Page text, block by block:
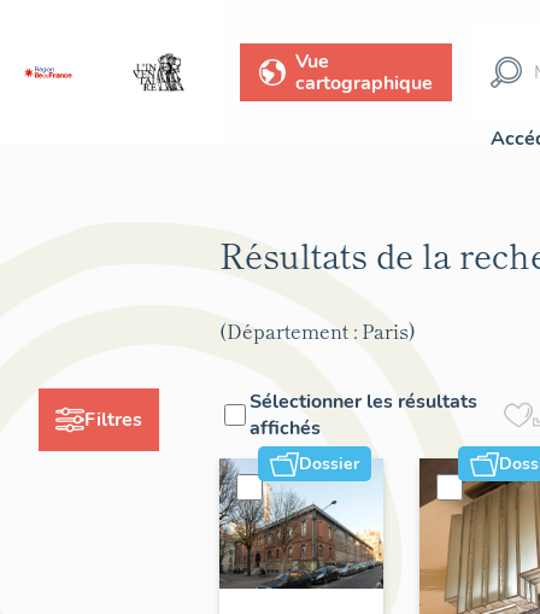
Vue
cartographique
Filtres
Résultats de la
(Département : Paris)
Sélectionner les résultats
affichés
Dossier